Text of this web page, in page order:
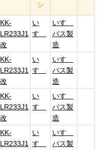
シ
KK-
LR233J1
改
い
すゞ
いすゞ
バス製
造
KK-
LR233J1
改
い
すゞ
いすゞ
バス製
造
KK-
LR233J1
改
い
すゞ
いすゞ
バス製
造
KK-
LR233J1
い
すゞ
いすゞ
バス製